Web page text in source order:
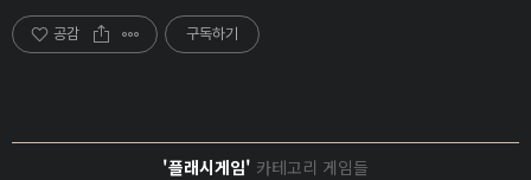
공감 구독하기
'플래시게임' 카테고리 게임들